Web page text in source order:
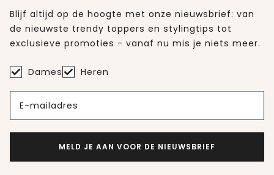
Blijf altijd op de hoogte met onze nieuwsbrief: van
de nieuwste trendy toppers en stylingtips tot
exclusieve promoties - vanaf nu mis je niets meer.
Dames Heren
E-mailadres
MELD JE AAN VOOR DE NIEUWSBRIEF